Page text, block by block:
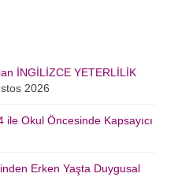
İNGİLİZCE YETERLİLİK
2026
ile Okul Öncesinde Kapsayıcı
Erken Yaşta Duygusal